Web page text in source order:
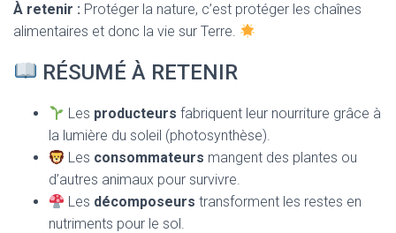
À retenir : Protéger la nature, c’est protéger les chaînes
alimentaires et donc la vie sur Terre.
RÉSUMÉ À RETENIR
Les producteurs fabriquent leur nourriture grâce à
la lumière du soleil (photosynthèse).
Les consommateurs mangent des plantes ou
d’autres animaux pour survivre.
Les décomposeurs transforment les restes en
nutriments pour le sol.